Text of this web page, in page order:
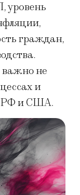
уровень
граждан,
важно не
и
РФ и США.